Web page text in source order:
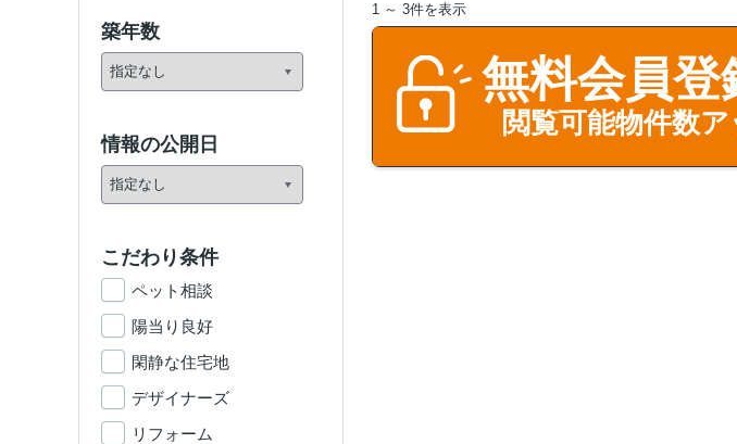
1 ～ 3件を表示
無料会員登
閲覧可能物件数
築年数
情報の公開日
こだわり条件
ペット相談
陽当り良好
閑静な住宅地
デザイナーズ
リフォーム